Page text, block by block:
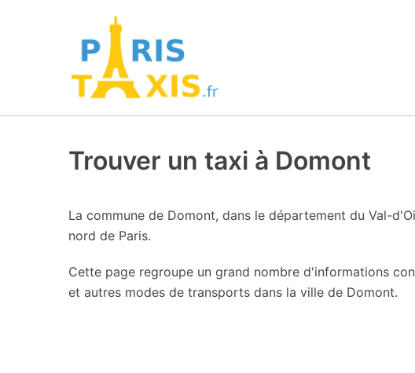
Trouver un taxi à Domont
La commune de Domont, dans le département du Val-
nord de Paris.
Cette page regroupe un grand nombre d'informations
et autres modes de transports dans la ville de Domont.